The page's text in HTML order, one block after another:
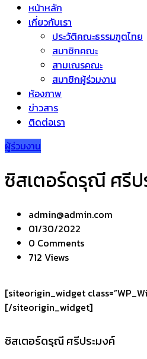
หน้าหลัก
เกี่ยวกับเรา
ประวัติคณะธรรมฑูตไทย
สมาชิกคณะ
สามเณรคณะ
สมาชิกผู้ร่วมงาน
ห้องภาพ
ข่าวสาร
ติดต่อเรา
ผู้ร่วมงาน
ซิสเตอร์ดรุณี ศรีป
admin@admin.com
01/30/2022
0 Comments
712 Views
[siteorigin_widget
[/siteorigin_widget]
ซิสเตอร์ดรุณี ศรีประมงค์